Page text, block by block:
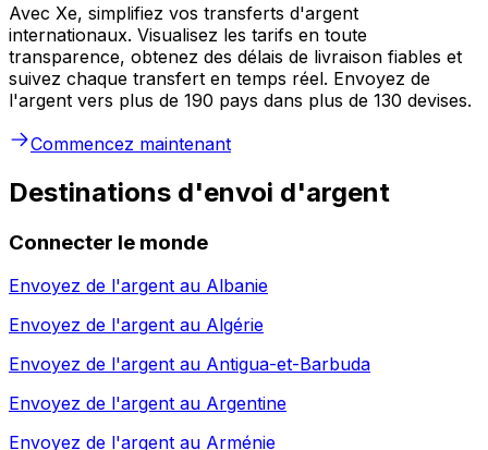
Avec Xe, simplifiez vos transferts d'argent
internationaux. Visualisez les tarifs en toute
transparence, obtenez des délais de livraison fiables et
suivez chaque transfert en temps réel. Envoyez de
l'argent vers plus de 190 pays dans plus de 130 devises.
Commencez maintenant
Destinations d'envoi d'argent
Connecter le monde
Envoyez de l'argent au Albanie
Envoyez de l'argent au Algérie
Envoyez de l'argent au Antigua-et-Barbuda
Envoyez de l'argent au Argentine
Envoyez de l'argent au Arménie